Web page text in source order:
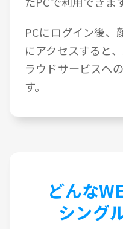
PCにログイン後、
にアクセスすると
ラウドサービスへ
す。
どんな
シング